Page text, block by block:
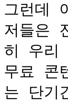
그런데
저들은
히 우리
무료 콘
는 단기